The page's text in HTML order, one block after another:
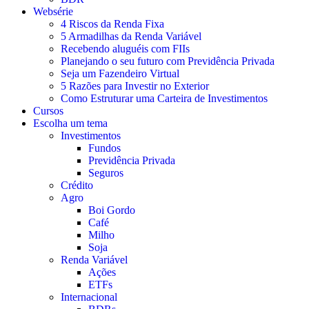
Websérie
4 Riscos da Renda Fixa
5 Armadilhas da Renda Variável
Recebendo aluguéis com FIIs
Planejando o seu futuro com Previdência Privada
Seja um Fazendeiro Virtual
5 Razões para Investir no Exterior
Como Estruturar uma Carteira de Investimentos
Cursos
Escolha um tema
Investimentos
Fundos
Previdência Privada
Seguros
Crédito
Agro
Boi Gordo
Café
Milho
Soja
Renda Variável
Ações
ETFs
Internacional